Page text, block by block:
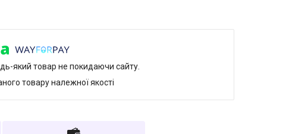
який товар не покидаючи сайту.
товару належної якості